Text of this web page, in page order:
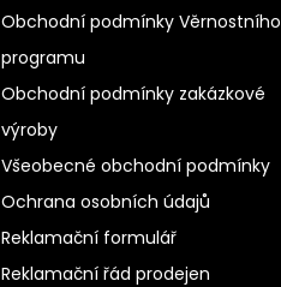
Obchodní podmínky Věrnostního
programu
Obchodní podmínky zakázkové
výroby
Všeobecné obchodní podmínky
Ochrana osobních údajů
Reklamační formulář
Reklamační řád prodejen